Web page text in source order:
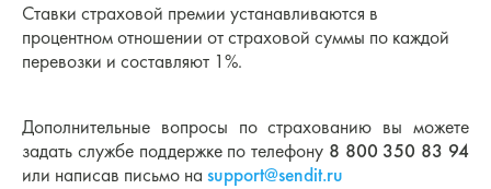
Ставки страховой премии устанавливаются в
процентном отношении от страховой суммы по каждой
перевозки и составляют 1%.
Дополнительные вопросы по страхованию вы можете
задать службе поддержке по телефону 8 800 350 83 94
или написав письмо на support@sendit.ru